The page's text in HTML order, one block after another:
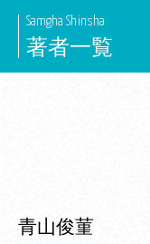
Skip
content
Samgha Shinsha
著者一覧
青山俊菫